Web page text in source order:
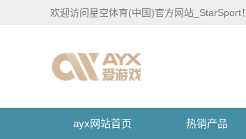
欢迎访问星空体育(中国)官方网站_StarSport！
ayx网站首页 热销产品